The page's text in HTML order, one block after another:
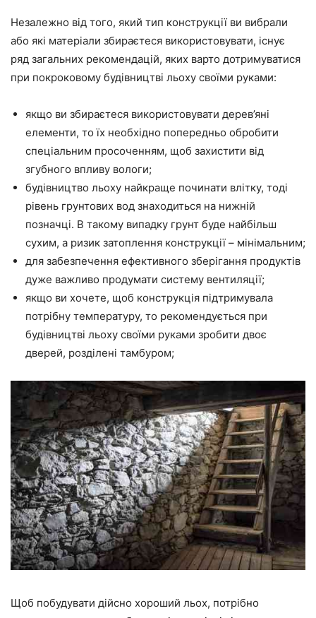
Незалежно від того, який тип конструкції ви вибрали
або які матеріали збираєтеся використовувати, існує
ряд загальних рекомендацій, яких варто дотримуватися
при покроковому будівництві льоху своїми руками:
якщо ви збираєтеся використовувати дерев’яні
елементи, то їх необхідно попередньо обробити
спеціальним просоченням, щоб захистити від
згубного впливу вологи;
будівництво льоху найкраще починати влітку, тоді
рівень грунтових вод знаходиться на нижній
позначці. В такому випадку грунт буде найбільш
сухим, а ризик затоплення конструкції – мінімальним;
для забезпечення ефективного зберігання продуктів
дуже важливо продумати систему вентиляції;
якщо ви хочете, щоб конструкція підтримувала
потрібну температуру, то рекомендується при
будівництві льоху своїми руками зробити двоє
дверей, розділені тамбуром;
Щоб побудувати дійсно хороший льох, потрібно